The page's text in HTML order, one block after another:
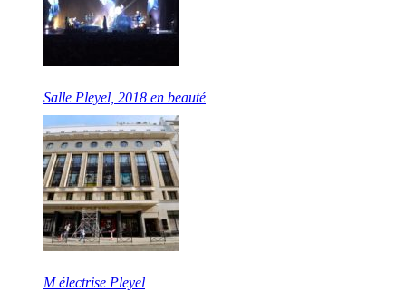
Salle Pleyel, 2018 en beauté
M électrise Pleyel